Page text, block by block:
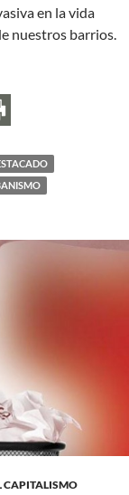
en la vida
nuestros barrios.
las ciudades
CAPITALISMO